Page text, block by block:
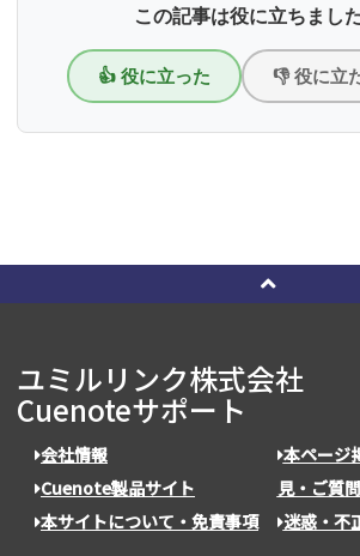
この記事は役に立ちまし
👍 役に立った 👎 役に立
ユミルリンク株式会社
Cuenoteサポート
会社情報
Cuenote製品サイト
本サイトについて・免責事項
本ページ
見・ご質問
迷惑・不